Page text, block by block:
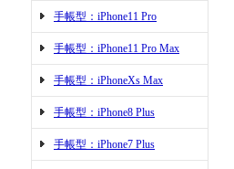
手帳型：iPhone11 Pro
手帳型：iPhone11 Pro Max
手帳型：iPhoneXs Max
手帳型：iPhone8 Plus
手帳型：iPhone7 Plus